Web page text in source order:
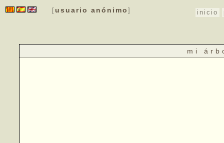
[ usuario anónimo ] inicio
mi